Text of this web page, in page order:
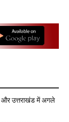
और उत्तराखंड में अगले